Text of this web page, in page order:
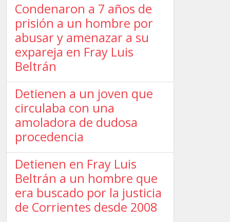
Condenaron a 7 años de
prisión a un hombre por
abusar y amenazar a su
expareja en Fray Luis
Beltrán
Detienen a un joven que
circulaba con una
amoladora de dudosa
procedencia
Detienen en Fray Luis
Beltrán a un hombre que
era buscado por la justicia
de Corrientes desde 2008